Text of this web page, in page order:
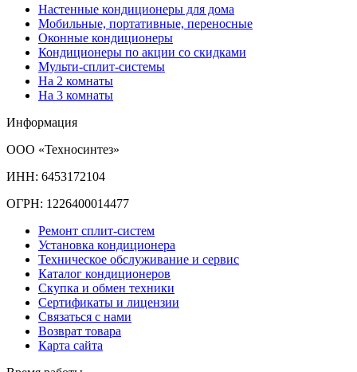
Настенные кондиционеры для дома
Мобильные, портативные, переносные
Оконные кондиционеры
Кондиционеры по акции со скидками
Мульти-сплит-системы
На 2 комнаты
На 3 комнаты
Информация
ООО «Техносинтез»
ИНН: 6453172104
ОГРН: 1226400014477
Ремонт сплит-систем
Установка кондиционера
Техническое обслуживание и сервис
Каталог кондиционеров
Скупка и обмен техники
Сертификаты и лицензии
Связаться с нами
Возврат товара
Карта сайта